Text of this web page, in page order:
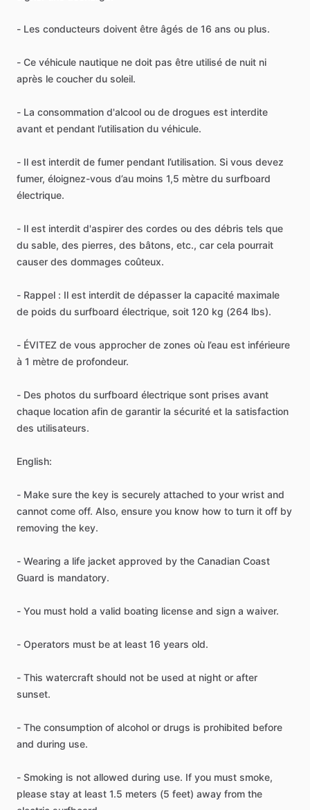
- Les conducteurs doivent être âgés de 16 ans ou plus.
- Ce véhicule nautique ne doit pas être utilisé de nuit ni
après le coucher du soleil.
- La consommation d'alcool ou de drogues est interdite
avant et pendant l’utilisation du véhicule.
- Il est interdit de fumer pendant l’utilisation. Si vous devez
fumer, éloignez-vous d’au moins 1,5 mètre du surfboard
électrique.
- Il est interdit d'aspirer des cordes ou des débris tels que
du sable, des pierres, des bâtons, etc., car cela pourrait
causer des dommages coûteux.
- Rappel : Il est interdit de dépasser la capacité maximale
de poids du surfboard électrique, soit 120 kg (264 lbs).
- ÉVITEZ de vous approcher de zones où l’eau est inférieure
à 1 mètre de profondeur.
- Des photos du surfboard électrique sont prises avant
chaque location afin de garantir la sécurité et la satisfaction
des utilisateurs.
English:
- Make sure the key is securely attached to your wrist and
cannot come off. Also, ensure you know how to turn it off by
removing the key.
- Wearing a life jacket approved by the Canadian Coast
Guard is mandatory.
- You must hold a valid boating license and sign a waiver.
- Operators must be at least 16 years old.
- This watercraft should not be used at night or after
sunset.
- The consumption of alcohol or drugs is prohibited before
and during use.
- Smoking is not allowed during use. If you must smoke,
please stay at least 1.5 meters (5 feet) away from the